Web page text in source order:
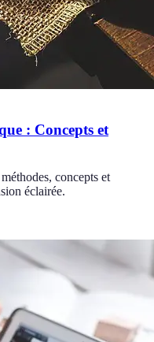
: Concepts et
concepts et
éclairée.